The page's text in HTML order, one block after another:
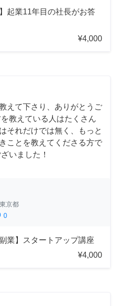
起業11年目の社長がお答
¥4,000
えて下さり、ありがとうご
教えている人はたくさん
それだけでは無く、もっと
ことを教えてくださる方で
いました！
東京都
0
業】スタートアップ講座
¥4,000